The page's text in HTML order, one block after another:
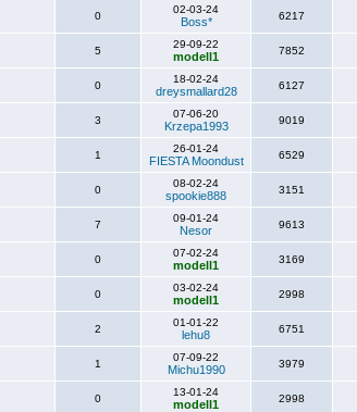
0
02-03-24
Boss* 6217
5
29-09-22
modell1 7852
0
18-02-24
dreysmallard28 6127
3
07-06-20
Krzepa1993 9019
1
26-01-24
FIESTA Moondust 6529
0
08-02-24
spookie888 3151
7
09-01-24
Nesor 9613
0
07-02-24
modell1 3169
0
03-02-24
modell1 2998
2
01-01-22
lehu8 6751
1
07-09-22
Michu1990 3979
0
13-01-24
modell1 2998